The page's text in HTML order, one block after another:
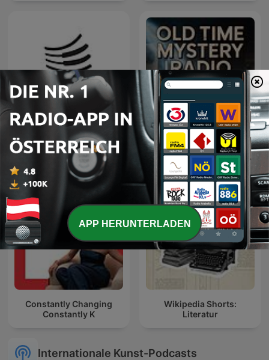
KLAVIER.entspannt
Old Time Mystery Radio |
Old Time Radio
Constantly Changing
Constantly K
Wikipedia Shorts:
Literatur
Internationale Kunst-Podcasts
APP HERUNTERLADEN